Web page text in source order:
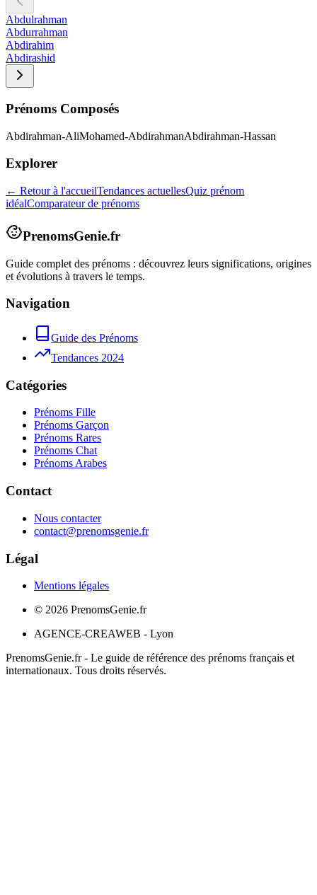
Abdulrahman
Abdurrahman
Abdirahim
Abdirashid
Prénoms Composés
Abdirahman-AliMohamed-AbdirahmanAbdirahman-Hassan
Explorer
← Retour à l'accueilTendances actuellesQuiz prénom
idéalComparateur de prénoms
PrenomsGenie.fr
Guide complet des prénoms : découvrez leurs significations, origines
et évolutions à travers le temps.
Navigation
Guide des Prénoms
Tendances 2024
Catégories
Prénoms Fille
Prénoms Garçon
Prénoms Rares
Prénoms Chat
Prénoms Arabes
Contact
Nous contacter
contact@prenomsgenie.fr
Légal
Mentions légales
© 2026 PrenomsGenie.fr
AGENCE-CREAWEB - Lyon
PrenomsGenie.fr - Le guide de référence des prénoms français et
internationaux. Tous droits réservés.